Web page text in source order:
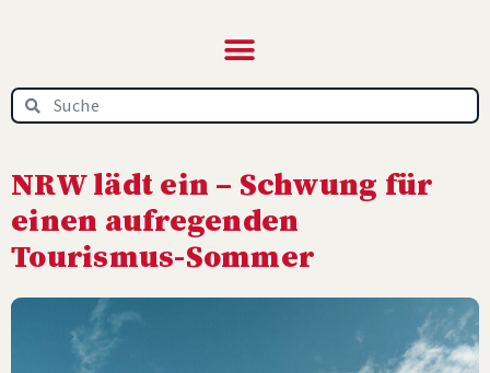
NRW‑News.de – das
Online-Magazin
NRW lädt ein – Schwung für
einen aufregenden
Tourismus-Sommer